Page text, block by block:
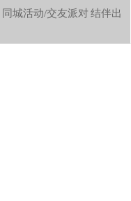
同城活动/交友派对结伴出